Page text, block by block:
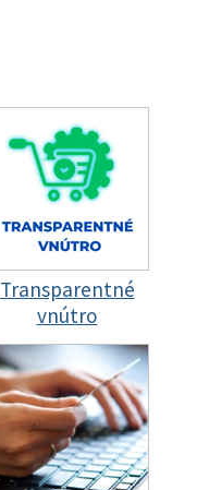
Transparentné
vnútro